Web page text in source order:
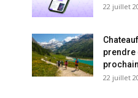
22 juillet
prendre
22 juillet